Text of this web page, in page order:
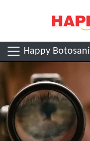
Happy Botosani